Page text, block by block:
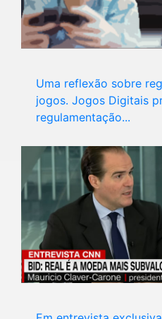
Uma reflexão sobre
jogos. Jogos Digitais
regulamentação...